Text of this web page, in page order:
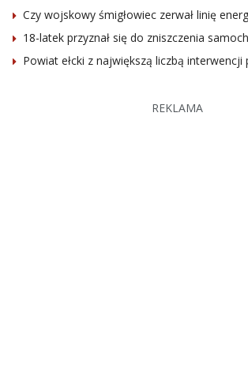
Czy wojskowy śmigłowiec zerwał linię
18-latek przyznał się do zniszczenia
Powiat ełcki z największą liczbą interwencji
REKLAMA